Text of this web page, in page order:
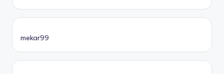
mekar99